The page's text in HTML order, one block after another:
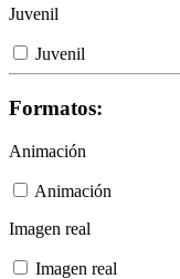
Juvenil
Juvenil
Formatos:
Animación
Animación
Imagen real
Imagen real